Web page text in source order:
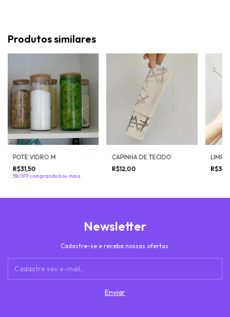
Produtos similares
POTE VIDRO M
R$31,50
5% OFFcomprando 6 ou mais
CAPINHA DE TECIDO
R$12,00
Newsletter
Cadastre-se e receba nossas ofertas.